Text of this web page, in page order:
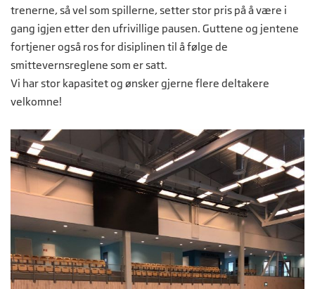
trenerne, så vel som spillerne, setter stor pris på å være i
gang igjen etter den ufrivillige pausen. Guttene og jentene
fortjener også ros for disiplinen til å følge de
smittevernsreglene som er satt.
Vi har stor kapasitet og ønsker gjerne flere deltakere
velkomne!